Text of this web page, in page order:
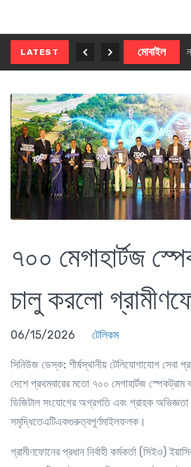
LATEST মোবাইল
৭০০ মেগাহার্টজ
চালু করলো
06/15/2026 টেলিকম
সিনিউজ ডেস্ক: শীর্ষস্থানীয় টেলিযোগাযোগ সেবা
দেশে প্রথমবারের মতো ৭০০ মেগাহার্টজ স্পেকট্রাম
ডিজিটাল সংযোগের অগ্রগতি এবং গ্রাহক অভিজ্ঞতা
সমৃদ্ধিতেএটিএকগুরুত্বপূর্ণমাইলফলক।
গ্রামীণফোনের প্রধান নির্বাহী কর্মকর্তা (সিইও)